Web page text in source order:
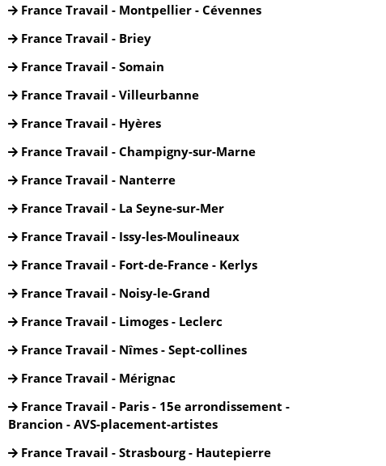
France Travail - Montpellier - Cévennes
France Travail - Briey
France Travail - Somain
France Travail - Villeurbanne
France Travail - Hyères
France Travail - Champigny-sur-Marne
France Travail - Nanterre
France Travail - La Seyne-sur-Mer
France Travail - Issy-les-Moulineaux
France Travail - Fort-de-France - Kerlys
France Travail - Noisy-le-Grand
France Travail - Limoges - Leclerc
France Travail - Nîmes - Sept-collines
France Travail - Mérignac
France Travail - Paris - 15e arrondissement -
Brancion - AVS-placement-artistes
France Travail - Strasbourg - Hautepierre